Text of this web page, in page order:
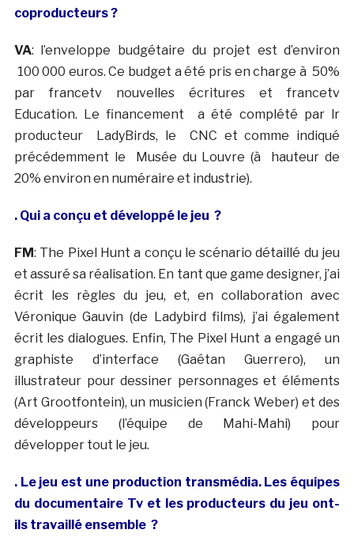
coproducteurs ?
VA: l’enveloppe budgétaire du projet est d’environ
100 000 euros. Ce budget a été pris en charge à 50%
par francetv nouvelles écritures et francetv
Education. Le financement a été complété par lr
producteur LadyBirds, le CNC et comme indiqué
précédemment le Musée du Louvre (à hauteur de
20% environ en numéraire et industrie).
. Qui a conçu et développé le jeu ?
FM: The Pixel Hunt a conçu le scénario détaillé du jeu
et assuré sa réalisation. En tant que game designer, j’ai
écrit les règles du jeu, et, en collaboration avec
Véronique Gauvin (de Ladybird films), j’ai également
écrit les dialogues. Enfin, The Pixel Hunt a engagé un
graphiste d’interface (Gaétan Guerrero), un
illustrateur pour dessiner personnages et éléments
(Art Grootfontein), un musicien (Franck Weber) et des
développeurs (l’équipe de Mahi-Mahi) pour
développer tout le jeu.
. Le jeu est une production transmédia. Les équipes
du documentaire Tv et les producteurs du jeu ont-
ils travaillé ensemble ?